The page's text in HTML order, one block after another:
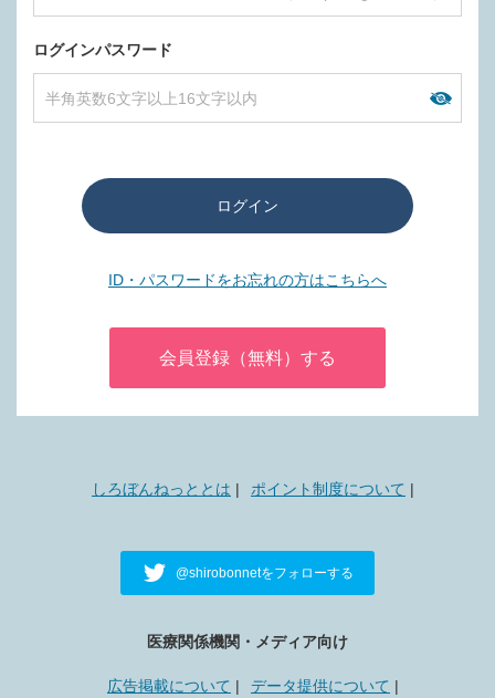
ログインパスワード
ログイン
ID・パスワードをお忘れの方はこちらへ
会員登録（無料）する
しろぼんねっととは ポイント制度について
@shirobonnetをフォローする
医療関係機関・メディア向け
広告掲載について データ提供について